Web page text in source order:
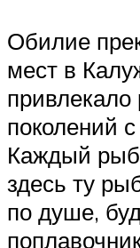
Обилие
мест в
поколений
Каждый
здесь ту
по душе,